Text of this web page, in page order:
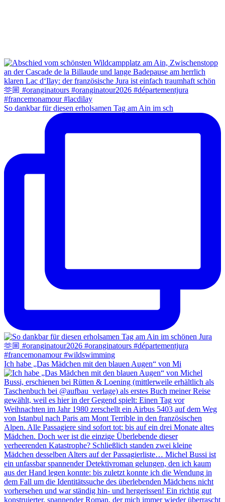
So dankbar für diesen erholsamen Tag am Ain im sch
Ich habe „Das Mädchen mit den blauen Augen“ von Mi